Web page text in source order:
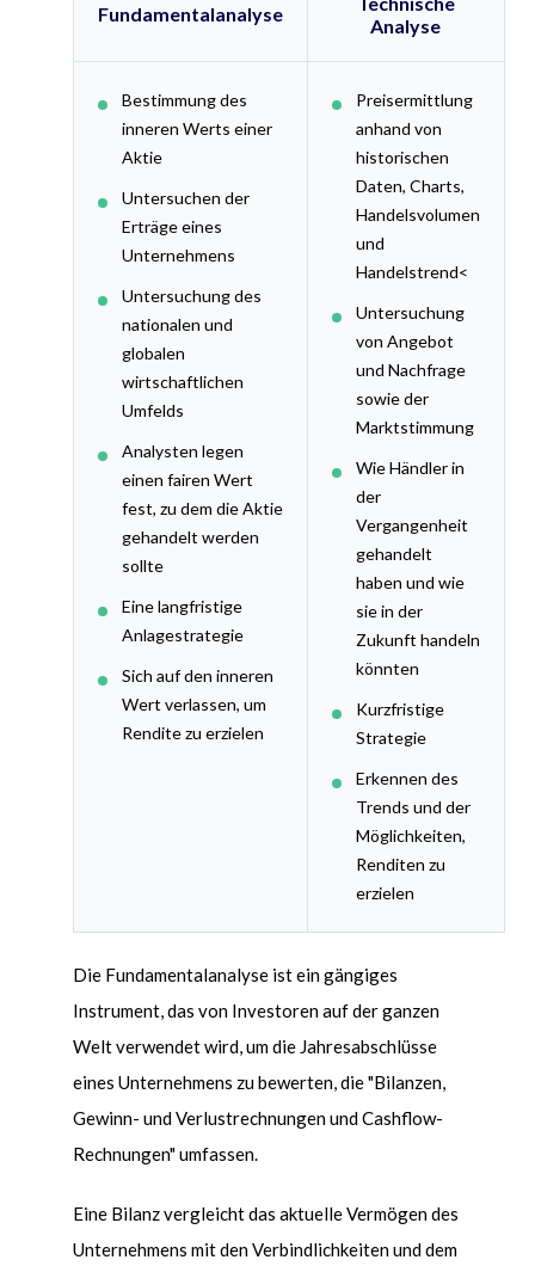
Fundamentalanalyse
Analyse
Bestimmung des
inneren Werts einer
Aktie
Untersuchen der
Erträge eines
Unternehmens
Untersuchung des
nationalen und
globalen
wirtschaftlichen
Umfelds
Analysten legen
einen fairen Wert
fest, zu dem die Aktie
gehandelt werden
sollte
Eine langfristige
Anlagestrategie
Sich auf den inneren
Wert verlassen, um
Rendite zu erzielen
Preisermittlung
anhand von
historischen
Daten, Charts,
Handelsvolumen
und
Handelstrend<
Untersuchung
von Angebot
und Nachfrage
sowie der
Marktstimmung
Wie Händler in
der
Vergangenheit
gehandelt
haben und wie
sie in der
Zukunft handeln
könnten
Kurzfristige
Strategie
Erkennen des
Trends und der
Möglichkeiten,
Renditen zu
erzielen
Die Fundamentalanalyse ist ein gängiges
Instrument, das von Investoren auf der ganzen
Welt verwendet wird, um die Jahresabschlüsse
eines Unternehmens zu bewerten, die "Bilanzen,
Gewinn- und Verlustrechnungen und Cashflow-
Rechnungen" umfassen.
Eine Bilanz vergleicht das aktuelle Vermögen des
Unternehmens mit den Verbindlichkeiten und dem